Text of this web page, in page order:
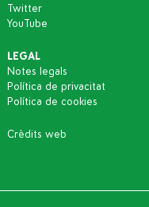
Twitter
YouTube
LEGAL
Notes legals
Política de privacitat
Política de cookies
Crèdits web